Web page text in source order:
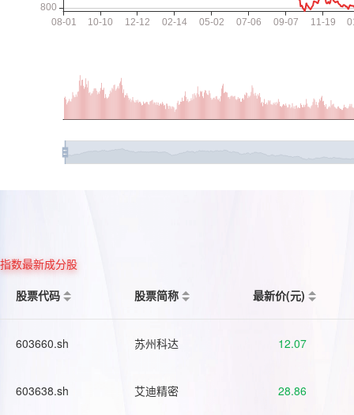
指数最新成分股
股票代码
股票简称 最新价(元)
603660.sh 苏州科达 12.07
603638.sh 艾迪精密 28.86